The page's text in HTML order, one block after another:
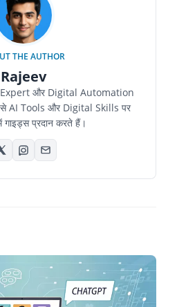
THE AUTHOR
Rajeev
Expert और Digital Automation
AI Tools और Digital Skills पर
गाइड्स प्रदान करते हैं।